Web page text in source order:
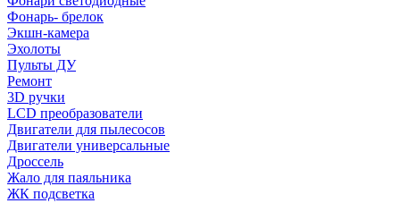
Фонарь- брелок
Экшн-камера
Эхолоты
Пульты ДУ
Ремонт
3D ручки
LCD преобразователи
Двигатели для пылесосов
Двигатели универсальные
Дроссель
Жало для паяльника
ЖК подсветка